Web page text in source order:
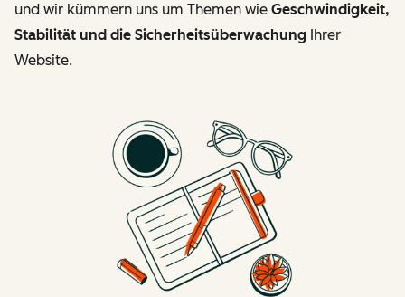
und wir kümmern uns um Themen wie Geschwindigkeit,
Stabilität und die Sicherheitsüberwachung Ihrer
Website.